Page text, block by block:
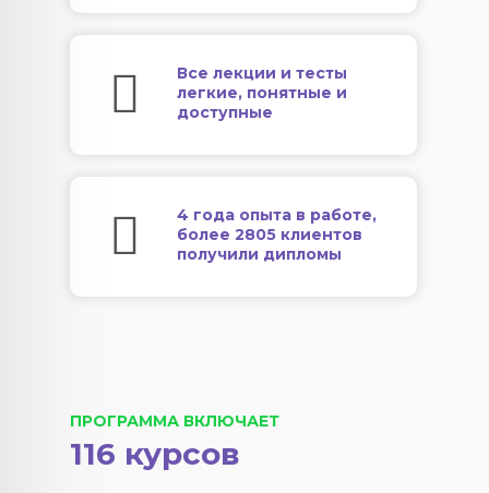
Все лекции и тесты
легкие, понятные и
доступные
4 года опыта в работе,
более 2805 клиентов
получили дипломы
ПРОГРАММА ВКЛЮЧАЕТ
116 курсов